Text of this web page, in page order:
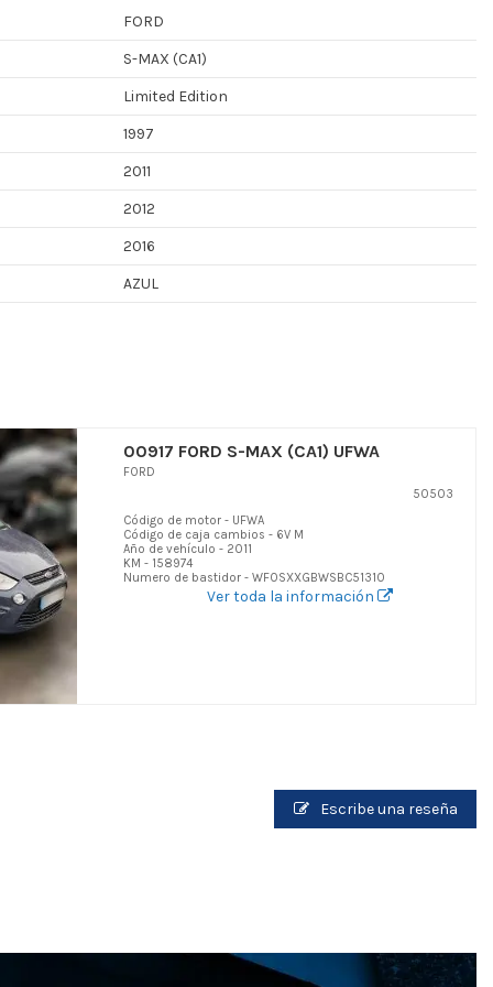
FORD
S-MAX (CA1)
Limited Edition
1997
2011
2012
2016
AZUL
00917 FORD S-MAX (CA1) UFWA
FORD
50503
Código de motor - UFWA
Código de caja cambios - 6V M
Año de vehículo - 2011
KM - 158974
Numero de bastidor - WF0SXXGBWSBC51310
Ver toda la información
Escribe una reseña